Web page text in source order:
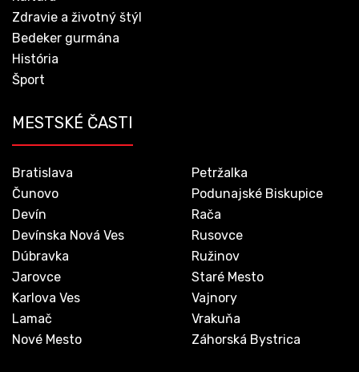
Zdravie a životný štýl
Bedeker gurmána
História
Šport
MESTSKÉ ČASTI
Bratislava
Čunovo
Devín
Devínska Nová Ves
Dúbravka
Jarovce
Karlova Ves
Lamač
Nové Mesto
Petržalka
Podunajské Biskupice
Rača
Rusovce
Ružinov
Staré Mesto
Vajnory
Vrakuňa
Záhorská Bystrica